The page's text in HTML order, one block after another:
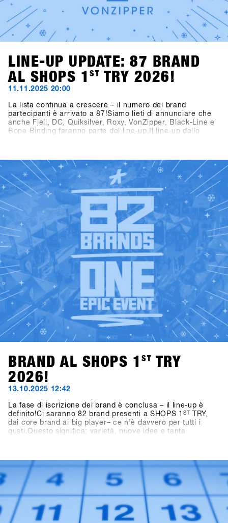
LINE-UP UPDATE: 87 BRAND
AL SHOPS 1
ST TRY 2026!
11.11.2025 20:00
La lista continua a crescere – il numero dei brand
partecipanti è arrivato a 87!Siamo lieti di annunciare che
anche Fjell, DC, Quiksilver, Roxy, VonZipper, Black-Line e
Bone Binding faranno parte del line-up.Il line-up dello
presenti al SHOPS 1
TRY 2026!👉 Scopri tutti i brand
partecipanti nella Brandlist aggiornata.
BRAND AL SHOPS 1 ST TRY
2026!
13.10.2025 12:42
La fase di iscrizione dei brand è conclusa – il line-up è
definito!Ci saranno 82 brand presenti a SHOPS 1 ST
TRY,
dai core brand ai big player– ce n’è davvero per tutti i
gusti.Questo significa: varietà, nuove idee e tanta